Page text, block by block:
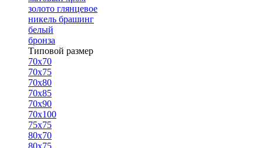
золото глянцевое
никель брашинг
белый
бронза
Типовой размер
70х70
70х75
70х80
70х85
70х90
70х100
75х75
80х70
80х75